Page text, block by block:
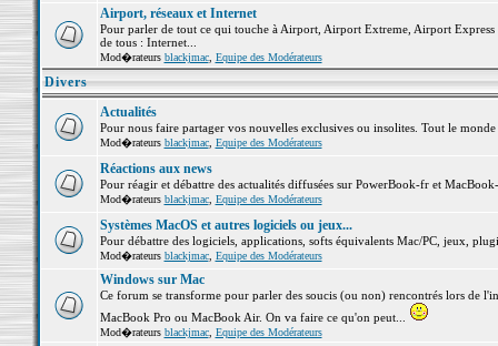
Airport, réseaux et Internet
Pour parler de tout ce qui touche à Airport, Airport Extreme, Airport
de tous : Internet...
Mod�rateurs blackjmac, Equipe des Modérateurs
Divers
Actualités
Pour nous faire partager vos nouvelles exclusives ou insolites. Tout le
Mod�rateurs blackjmac, Equipe des Modérateurs
Réactions aux news
Pour réagir et débattre des actualités diffusées sur PowerBook-fr et
Mod�rateurs blackjmac, Equipe des Modérateurs
Systèmes MacOS et autres logiciels ou jeux...
Pour débattre des logiciels, applications, softs équivalents Mac/PC, jeux,
Mod�rateurs blackjmac, Equipe des Modérateurs
Windows sur Mac
Ce forum se transforme pour parler des soucis (ou non) rencontrés lors de
MacBook Pro ou MacBook Air. On va faire ce qu'on peut...
Mod�rateurs blackjmac, Equipe des Modérateurs